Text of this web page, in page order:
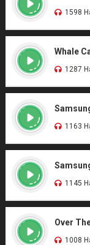
1598
Whale
1287
1163
1145
Over
1008